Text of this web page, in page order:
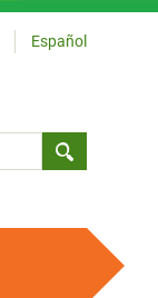
Español